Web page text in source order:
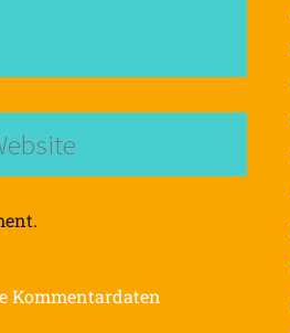
Kommentardaten